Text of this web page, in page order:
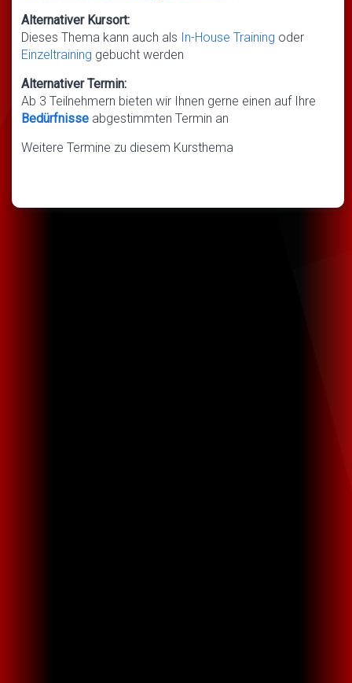
Alternativer Kursort:
Dieses Thema kann auch als In-House Training oder
Einzeltraining gebucht werden
Alternativer Termin:
Ab 3 Teilnehmern bieten wir Ihnen gerne einen auf Ihre
Bedürfnisse abgestimmten Termin an
Weitere Termine zu diesem Kursthema